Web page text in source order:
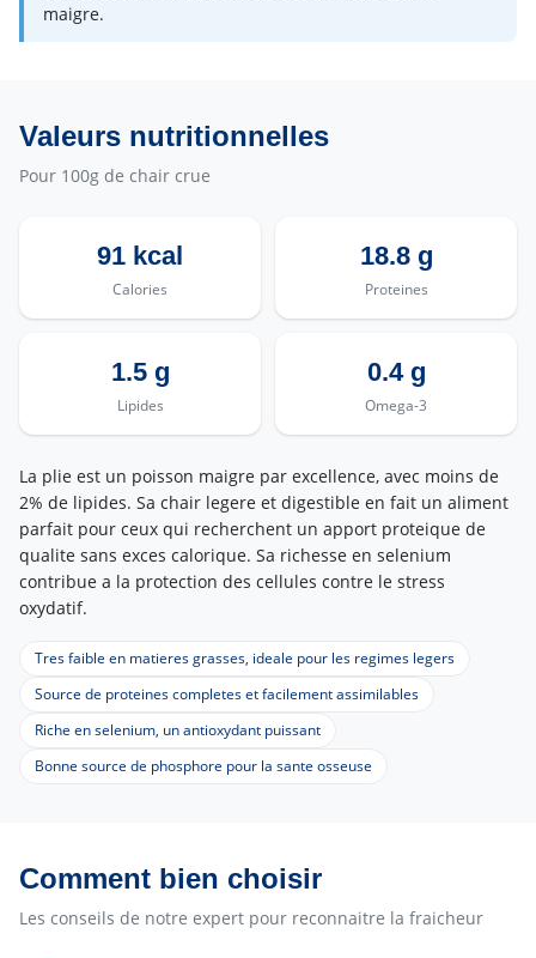
maigre.
Valeurs nutritionnelles
Pour 100g de chair crue
91 kcal
Calories
18.8 g
Proteines
1.5 g
Lipides
0.4 g
Omega-3
La plie est un poisson maigre par excellence, avec moins de
2% de lipides. Sa chair legere et digestible en fait un aliment
parfait pour ceux qui recherchent un apport proteique de
qualite sans exces calorique. Sa richesse en selenium
contribue a la protection des cellules contre le stress
oxydatif.
Tres faible en matieres grasses, ideale pour les regimes legers
Source de proteines completes et facilement assimilables
Riche en selenium, un antioxydant puissant
Bonne source de phosphore pour la sante osseuse
Comment bien choisir
Les conseils de notre expert pour reconnaitre la fraicheur